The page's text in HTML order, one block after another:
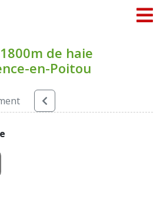
de haie
en-Poitou